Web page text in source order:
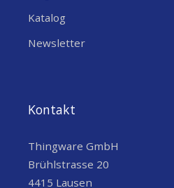
Katalog
Newsletter
Kontakt
Thingware GmbH
Brühlstrasse 20
4415 Lausen